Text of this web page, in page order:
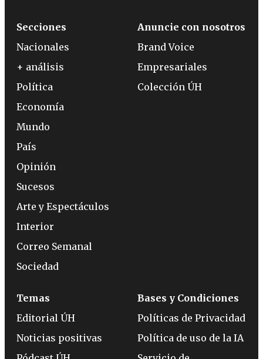
Secciones
Nacionales
+ análisis
Política
Economía
Mundo
País
Opinión
Sucesos
Arte y Espectáculos
Interior
Correo Semanal
Sociedad
Anuncie con nosotros
Brand Voice
Empresariales
Colección ÚH
Temas
Editorial ÚH
Noticias positivas
Bases y Condiciones
Políticas de Privacidad
Política de uso de la IA